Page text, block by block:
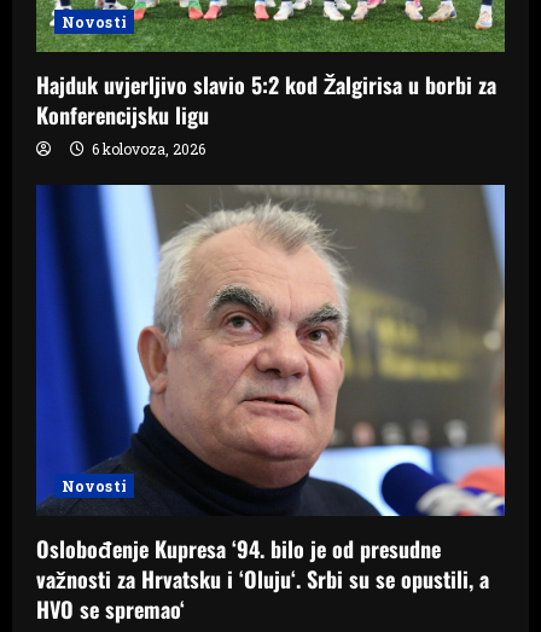
Novosti
Hajduk uvjerljivo slavio 5:2 kod Žalgirisa u borbi za
Konferencijsku ligu
6 kolovoza, 2026
Novosti
Oslobođenje Kupresa ‘94. bilo je od presudne
važnosti za Hrvatsku i ‘Oluju‘. Srbi su se opustili, a
HVO se spremao‘